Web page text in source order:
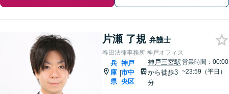
片瀬 了規 弁護士
春田法律事務所 神戸オフィス
兵
庫
県
|
神戸
市中
央区
神戸三宮駅
から徒歩3
分
営業時間：00:00
~23:59（平日）